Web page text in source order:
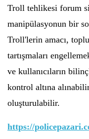
Troll tehlikesi forum
manipülasyonun bir
Troll'lerin amacı,
tartışmaları
ve kullanıcıların
kontrol altına
oluşturulabilir.
https://